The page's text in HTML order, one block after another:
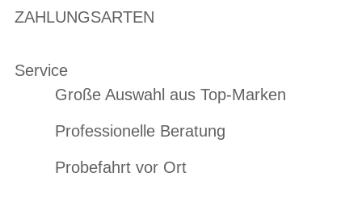
ZAHLUNGSARTEN
Service
Große Auswahl aus Top-Marken
Professionelle Beratung
Probefahrt vor Ort